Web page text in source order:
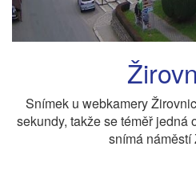
Snímek u webkamery
sekundy, takže se téměř jedná
snímá náměstí